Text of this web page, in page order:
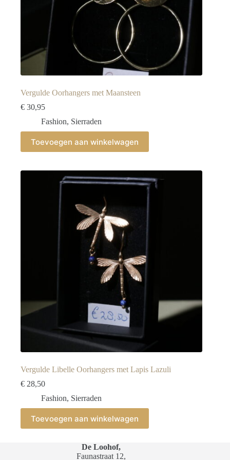
Vergulde Oorhangers met Maansteen
€ 30,95
Fashion, Sierraden
Toevoegen aan winkelwagen
Vergulde Libelle Oorhangers met Lapis Lazuli
€ 28,50
Fashion, Sierraden
Toevoegen aan winkelwagen
De Loohof,
Faunastraat 12,